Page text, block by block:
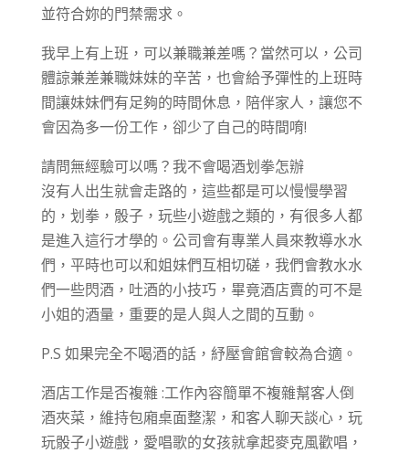
並符合妳的門禁需求。
我早上有上班，可以兼職兼差嗎？當然可以，公司
體諒兼差兼職妹妹的辛苦，也會給予彈性的上班時
間讓妹妹們有足夠的時間休息，陪伴家人，讓您不
會因為多一份工作，卻少了自己的時間唷!
請問無經驗可以嗎？我不會喝酒划拳怎辦
沒有人出生就會走路的，這些都是可以慢慢學習
的，划拳，骰子，玩些小遊戲之類的，有很多人都
是進入這行才學的。公司會有專業人員來教導水水
們，平時也可以和姐妹們互相切磋，我們會教水水
們一些閃酒，吐酒的小技巧，畢竟酒店賣的可不是
小姐的酒量，重要的是人與人之間的互動。
P.S 如果完全不喝酒的話，紓壓會館會較為合適。
酒店工作是否複雜 :工作內容簡單不複雜幫客人倒
酒夾菜，維持包廂桌面整潔，和客人聊天談心，玩
玩骰子小遊戲，愛唱歌的女孩就拿起麥克風歡唱，